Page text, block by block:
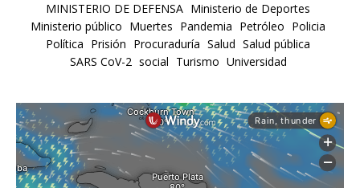
MINISTERIO DE DEFENSA Ministerio de Deportes
Ministerio público Muertes Pandemia Petróleo Policia
Política Prisión Procuraduría Salud Salud pública
SARS CoV-2 social Turismo Universidad